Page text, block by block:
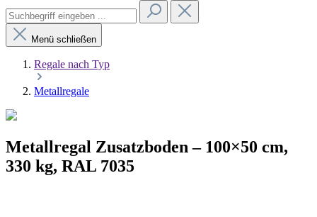
Menü schließen
Regale nach Typ
Metallregale
Metallregal Zusatzboden – 100×50 cm,
330 kg, RAL 7035